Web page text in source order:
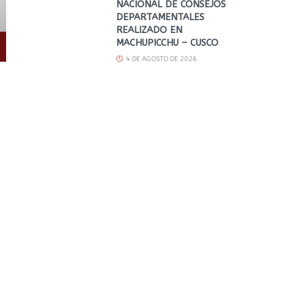
NACIONAL DE CONSEJOS
DEPARTAMENTALES
REALIZADO EN
MACHUPICCHU – CUSCO
4 DE AGOSTO DE 2026